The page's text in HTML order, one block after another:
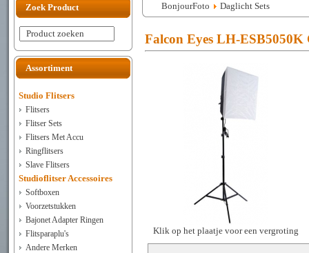
Zoek Product
Product zoeken
Assortiment
Studio Flitsers
Flitsers
Flitser Sets
Flitsers Met Accu
Ringflitsers
Slave Flitsers
Studioflitser Accessoires
Softboxen
Voorzetstukken
Bajonet Adapter Ringen
Flitsparaplu's
Andere Merken
BonjourFoto Daglicht Sets
Falcon Eyes LH-
Klik op het plaatje voor een vergroting